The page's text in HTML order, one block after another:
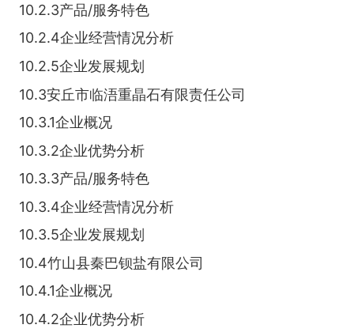
10.2.3产品/服务特色
10.2.4企业经营情况分析
10.2.5企业发展规划
10.3安丘市临浯重晶石有限责任公司
10.3.1企业概况
10.3.2企业优势分析
10.3.3产品/服务特色
10.3.4企业经营情况分析
10.3.5企业发展规划
10.4竹山县秦巴钡盐有限公司
10.4.1企业概况
10.4.2企业优势分析